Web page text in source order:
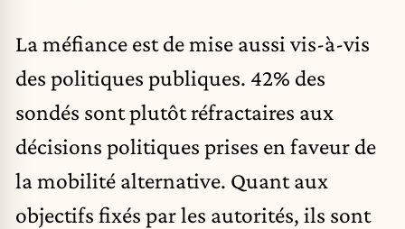
La méfiance est de mise aussi vis-à-vis
des politiques publiques. 42% des
sondés sont plutôt réfractaires aux
décisions politiques prises en faveur de
la mobilité alternative. Quant aux
objectifs fixés par les autorités, ils sont